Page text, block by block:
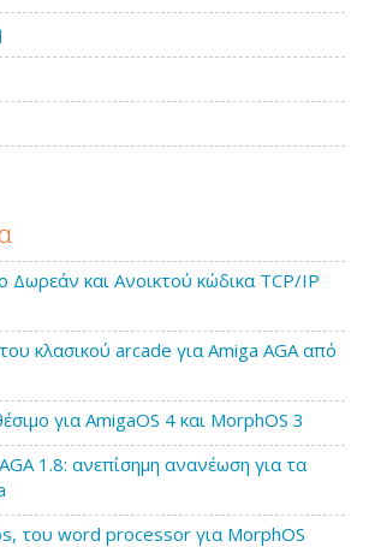
Δωρεάν και Ανοικτού κώδικα TCP/IP
κλασικού arcade για Amiga AGA από
για AmigaOS 4 και MorphOS 3
1.8: ανεπίσημη ανανέωση για τα
του word processor για MorphOS